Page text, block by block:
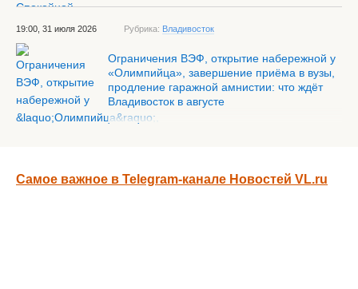
19:00, 31 июля 2026 Рубрика: Владивосток
Ограничения ВЭФ, открытие набережной у
«Олимпийца», завершение приёма в вузы,
продление гаражной амнистии: что ждёт
Владивосток в августе
Самое важное в Telegram-канале Новостей VL.ru